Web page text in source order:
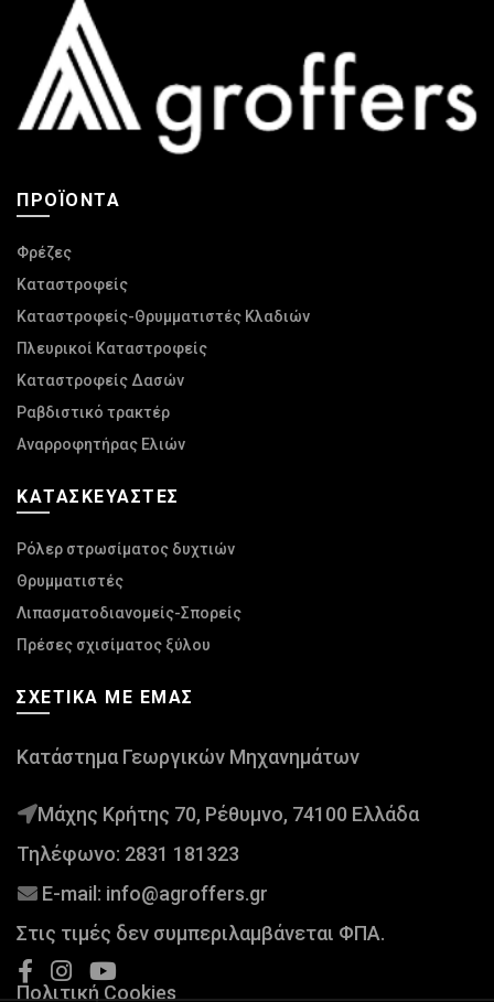
μπορούν
να
επιλεγούν
σελίδα
μπορούν
να
επιλεγούν
ΠΡΟΪΌΝΤΑ
Φρέζες
Καταστροφείς
Καταστροφείς-Θρυμματιστές Κλαδιών
Πλευρικοί Καταστροφείς
Καταστροφείς Δασών
Ραβδιστικό τρακτέρ
Αναρροφητήρας Ελιών
ΚΑΤΑΣΚΕΥΑΣΤΈΣ
Ρόλερ στρωσίματος δυχτιών
Θρυμματιστές
Λιπασματοδιανομείς-Σπορείς
Πρέσες σχισίματος ξύλου
ΣΧΕΤΙΚΆ ΜΕ ΕΜΆΣ
Κατάστημα Γεωργικών Μηχανημάτων
Μάχης Κρήτης 70, Ρέθυμνο, 74100 Ελλάδα
Τηλέφωνο: 2831 181323
E-mail: info@agroffers.gr
Στις τιμές δεν συμπεριλαμβάνεται ΦΠΑ.
Πολιτική Cookies